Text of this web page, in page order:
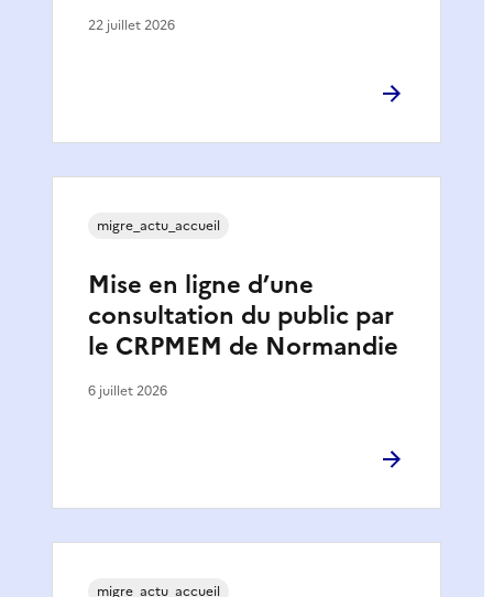
22 juillet 2026
Mise en ligne d’une
consultation du public par
le CRPMEM de Normandie
migre_actu_accueil
6 juillet 2026
migre_actu_accueil